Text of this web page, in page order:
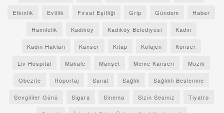
Etkinlik Evlilik Fırsat Eşitliği Grip Gündem Haber
Hamilelik Kadıköy Kadıköy Belediyesi Kadın
Kadın Hakları Kanser Kitap Kolajen Konser
Liv Hospital Makale Manşet Meme Kanseri Müzik
Obezite Röportaj Sanat Sağlık Sağlıklı Beslenme
Sevgililer Günü Sigara Sinema Sizin Sesiniz Tiyatro